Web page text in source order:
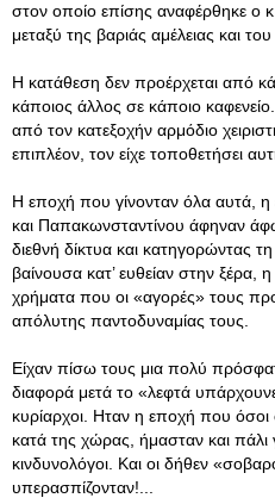
στον οποίο επίσης αναφέρθηκε ο
μεταξύ της βαριάς αμέλειας και
Η κατάθεση δεν προέρχεται από
κάποιος άλλος σε κάποιο
από τον κατεξοχήν αρμόδιο
επιπλέον, τον είχε τοποθετήσει
Η εποχή που γίνονταν όλα αυτά,
και Παπακωνσταντίνου άφηναν
διεθνή δίκτυα και κατηγορώντας
βαίνουσα κατ’ ευθείαν στην
χρήματα που οι «αγορές» τους
απόλυτης παντοδυναμίας τους.
Είχαν πίσω τους μια πολύ
διαφορά μετά το «λεφτά
κυρίαρχοι. Ηταν η εποχή που
κατά της χώρας, ήμασταν και πάλι
κινδυνολόγοι. Και οι δήθεν
υπερασπίζονταν!...